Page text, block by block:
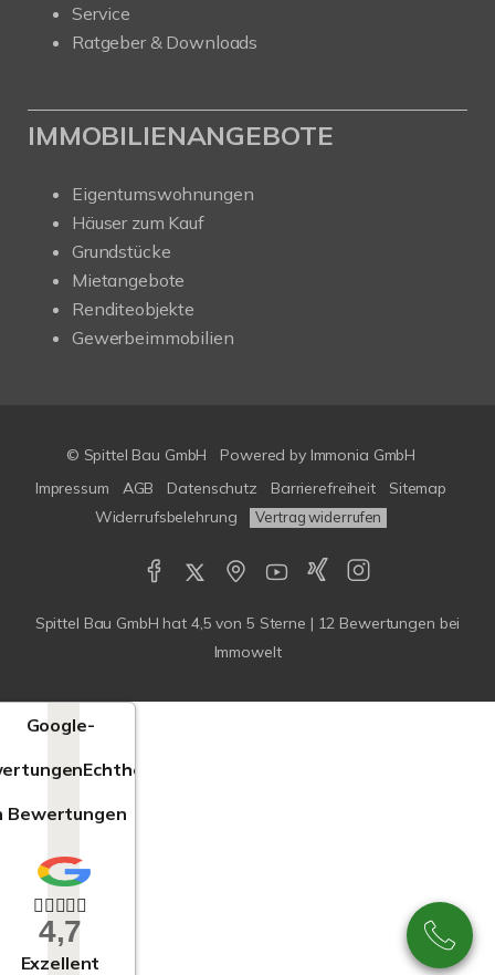
Service
Ratgeber & Downloads
IMMOBILIENANGEBOTE
Eigentumswohnungen
Häuser zum Kauf
Grundstücke
Mietangebote
Renditeobjekte
Gewerbeimmobilien
© Spittel Bau GmbH Powered by Immonia GmbH
Impressum
AGB Datenschutz Barrierefreiheit
Sitemap
Widerrufsbelehrung
Vertrag widerrufen
Spittel Bau GmbH hat 4,5 von 5 Sterne | 12 Bewertungen bei
Immowelt
Google-
Echtheit
Bewertungen
4,7
Exzellent